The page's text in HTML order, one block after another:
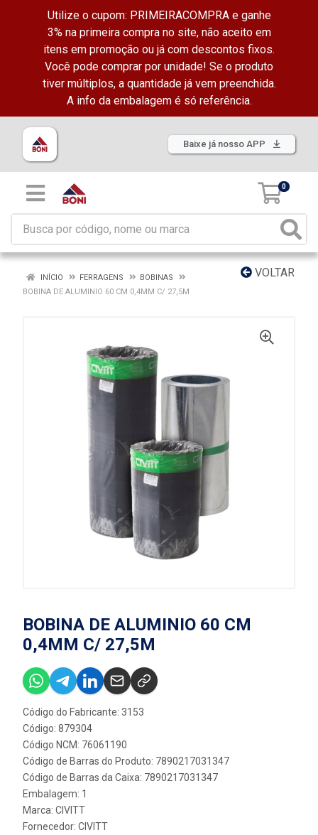
Utilize o cupom: PRIMEIRACOMPRA e ganhe
3% na primeira compra no site, não aceito em
itens em promoção ou já com descontos fixos.
Você pode comprar por unidade! Se o produto
tiver múltiplos, a quantidade já vem preenchida.
A info da embalagem é só referência.
Baixe já nosso APP
0
VOLTAR
INÍCIO FERRAGENS
BOBINAS
BOBINA DE ALUMINIO 60 CM 0,4MM C/ 27,5M
BOBINA DE ALUMINIO 60 CM
0,4MM C/ 27,5M
Código do Fabricante: 3153
Código: 879304
Código NCM: 76061190
Código de Barras do Produto: 7890217031347
Código de Barras da Caixa: 7890217031347
Embalagem: 1
Marca: CIVITT
Fornecedor: CIVITT